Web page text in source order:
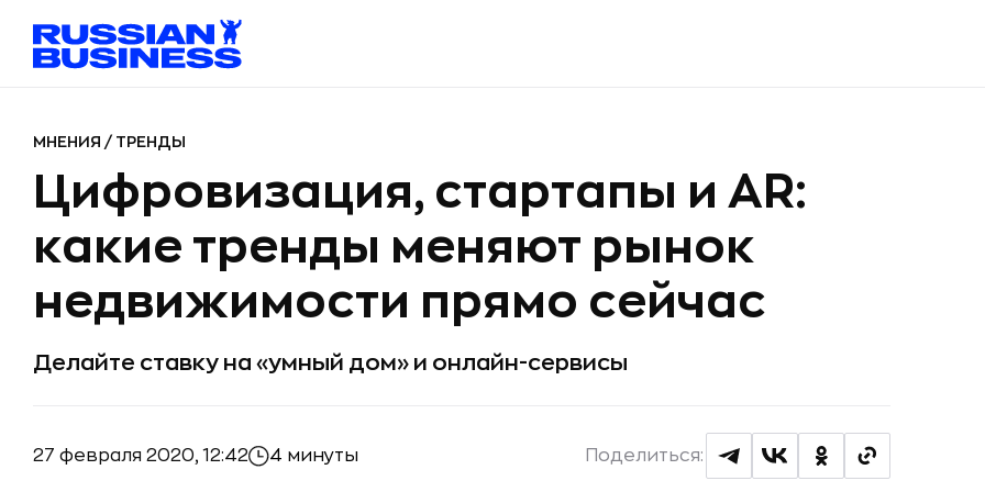
МНЕНИЯ / ТРЕНДЫ
Цифровизация, стартапы и AR:
какие тренды меняют рынок
недвижимости прямо сейчас
Делайте ставку на «умный дом» и онлайн-сервисы
27 февраля 2020, 12:42 4 минуты Поделиться: